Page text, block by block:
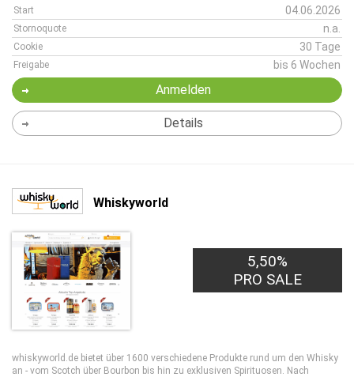
Start 04.06.2026
Stornoquote n.a.
Cookie 30 Tage
Freigabe bis 6 Wochen
Anmelden
Details
Whiskyworld
5,50%
PRO SALE
whiskyworld.de bietet über 1600 verschiedene Produkte rund um den Whisky
an - vom Scotch über Bourbon bis hin zu exklusiven Spirituosen. Nach